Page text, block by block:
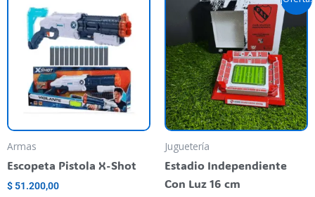
Armas
Escopeta Pistola X-Shot
$ 51.200,00
Juguetería
Estadio Independiente
Con Luz 16 cm
precio
original
$ 59.900,00.
precio
actual
es:
$